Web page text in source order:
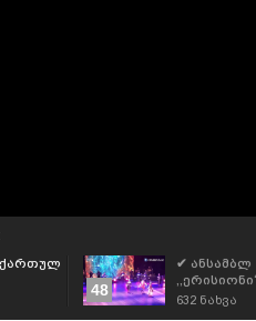
ჯვრის
48
✔ ანსამბლ
კონცერტი /
632 ნახვა